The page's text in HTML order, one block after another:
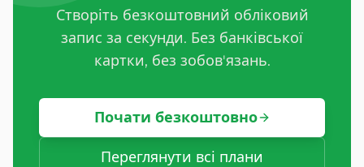
Створіть безкоштовний обліковий
запис за секунди. Без банківської
картки, без зобов'язань.
Почати безкоштовно
Переглянути всі плани